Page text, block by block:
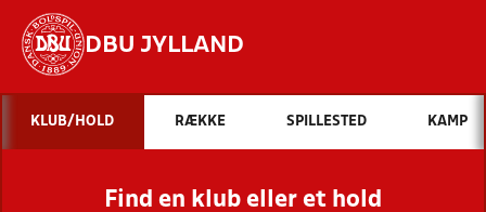
DBU JYLLAND
Hvad vil du søge efter?
INDHOLD OG NYHEDER
STILLINGER, RESULTATER, KLUBBER OG
KLUB/HOLD RÆKKE SPILLESTED KAMP
Find en klub eller et hold